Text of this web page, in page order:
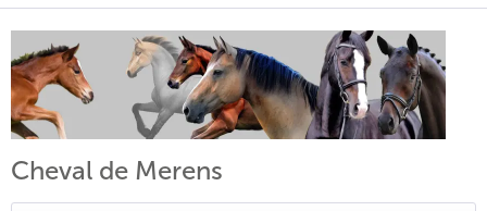
Cheval de Merens